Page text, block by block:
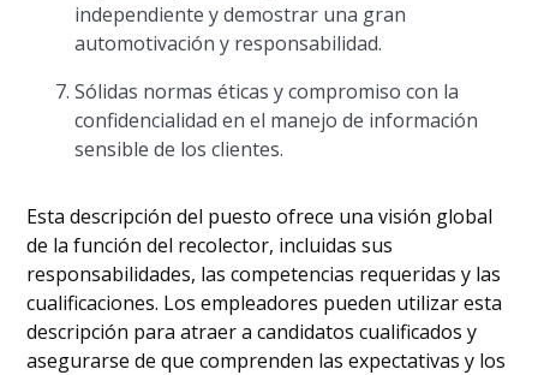
independiente y demostrar una gran
automotivación y responsabilidad.
Sólidas normas éticas y compromiso con la
confidencialidad en el manejo de información
sensible de los clientes.
Esta descripción del puesto ofrece una visión global
de la función del recolector, incluidas sus
responsabilidades, las competencias requeridas y las
cualificaciones. Los empleadores pueden utilizar esta
descripción para atraer a candidatos cualificados y
asegurarse de que comprenden las expectativas y los